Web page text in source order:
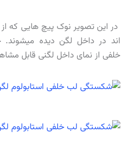
در این تصویر نوک پیچ هایی که
اند در داخل لگن دیده
خلفی از نمای داخل لگنی قابل